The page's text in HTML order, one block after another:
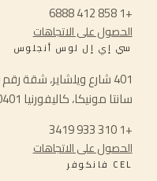
+1 858 412 6888
الحصول على الاتجاهات
سي إي إل لوس أنجلوس
401 شارع ويلشاير، شقة رقم 200،
سانتا مونيكا، كاليفورنيا 90401، الولايات المتحدة الأمريكية
+1 310 933 3419
الحصول على الاتجاهات
CEL فانكوفر